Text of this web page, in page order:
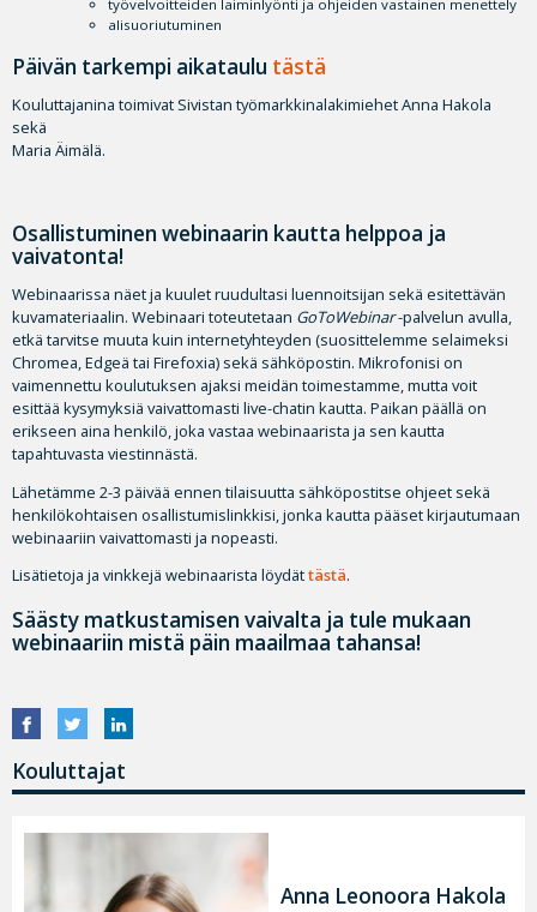
työvelvoitteiden laiminlyönti ja ohjeiden vastainen menettely
alisuoriutuminen
Päivän tarkempi aikataulu tästä
Kouluttajanina toimivat Sivistan työmarkkinalakimiehet Anna Hakola
sekä
Maria Äimälä.
Osallistuminen webinaarin kautta helppoa ja
vaivatonta!
Webinaarissa näet ja kuulet ruudultasi luennoitsijan sekä esitettävän
kuvamateriaalin. Webinaari toteutetaan GoToWebinar-palvelun avulla,
etkä tarvitse muuta kuin internetyhteyden (suosittelemme selaimeksi
Chromea, Edgeä tai Firefoxia) sekä sähköpostin. Mikrofonisi on
vaimennettu koulutuksen ajaksi meidän toimestamme, mutta voit
esittää kysymyksiä vaivattomasti live-chatin kautta. Paikan päällä on
erikseen aina henkilö, joka vastaa webinaarista ja sen kautta
tapahtuvasta viestinnästä.
Lähetämme 2-3 päivää ennen tilaisuutta sähköpostitse ohjeet sekä
henkilökohtaisen osallistumislinkkisi, jonka kautta pääset kirjautumaan
webinaariin vaivattomasti ja nopeasti.
Lisätietoja ja vinkkejä webinaarista löydättästä.
Säästy matkustamisen vaivalta ja tule mukaan
webinaariin mistä päin maailmaa tahansa!
Kouluttajat
Anna Leonoora Hakola